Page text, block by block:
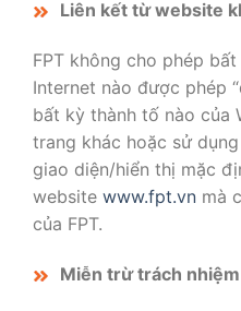
Liên kết từ website
FPT không cho phép
Internet nào được phép
bất kỳ thành tố nào của
trang khác hoặc sử
giao diện/hiển thị mặc
website www.fpt.vn mà
của FPT.
Miễn trừ trách nhiệm